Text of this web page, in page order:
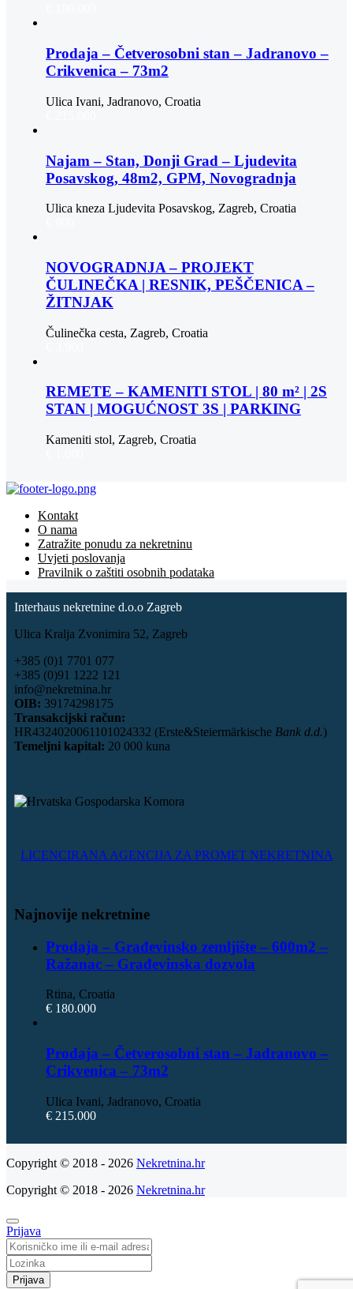
Prodaja – Četverosobni stan – Jadranovo –
Crikvenica – 73m2
Ulica Ivani, Jadranovo, Croatia
Najam – Stan, Donji Grad – Ljudevita
Posavskog, 48m2, GPM, Novogradnja
Ulica kneza Ljudevita Posavskog, Zagreb, Croatia
NOVOGRADNJA – PROJEKT
ČULINEČKA | RESNIK, PEŠČENICA –
ŽITNJAK
Čulinečka cesta, Zagreb, Croatia
REMETE – KAMENITI STOL | 80 m² | 2S
STAN | MOGUĆNOST 3S | PARKING
Kameniti stol, Zagreb, Croatia
Kontakt
O nama
Zatražite ponudu za nekretninu
Uvjeti poslovanja
Pravilnik o zaštiti osobnih podataka
Interhaus nekretnine d.o.o Zagreb
Ulica Kralja Zvonimira 52, Zagreb
+385 (0)1 7701 077
+385 (0)91 1222 121
info@nekretnina.hr
OIB: 39174298175
Transakcijski račun:
HR4324020061101024332 (Erste&Steiermärkische Bank d.d.)
Temeljni kapital: 20 000 kuna
LICENCIRANA AGENCIJA ZA PROMET NEKRETNINA
Najnovije nekretnine
Prodaja – Građevinsko zemljište – 600m2 –
Ražanac – Građevinska dozvola
Rtina, Croatia
€ 180.000
Prodaja – Četverosobni stan – Jadranovo –
Crikvenica – 73m2
Ulica Ivani, Jadranovo, Croatia
€ 215.000
Copyright © 2018 - 2026 Nekretnina.hr
Copyright © 2018 - 2026 Nekretnina.hr
Prijava
Prijava